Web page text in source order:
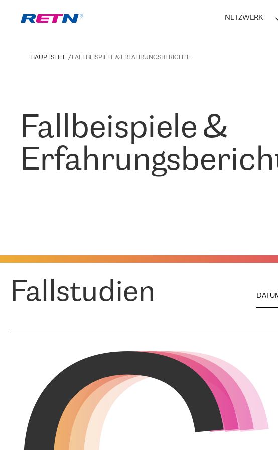
NETZWERK
HAUPTSEITE FALLBEISPIELE & ERFAHRUNGSBERICHTE
Fallbeispiele &
Fallstudien